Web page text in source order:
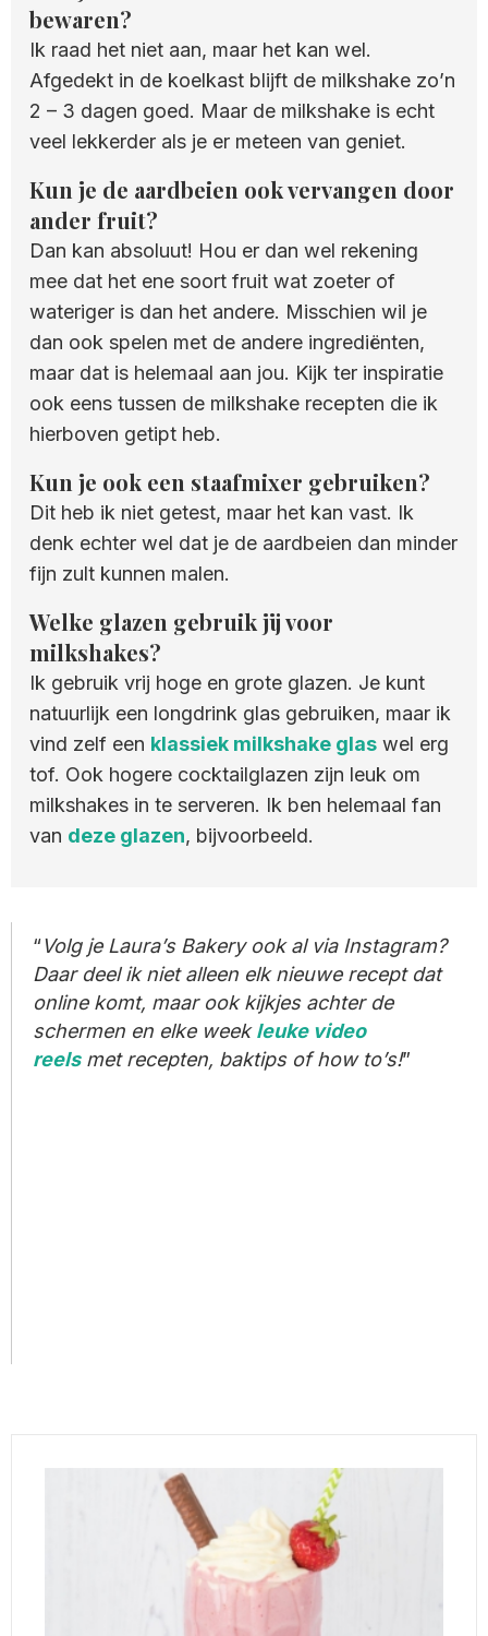
bewaren?
Ik raad het niet aan, maar het kan wel.
Afgedekt in de koelkast blijft de milkshake zo’n
2 – 3 dagen goed. Maar de milkshake is echt
veel lekkerder als je er meteen van geniet.
Kun je de aardbeien ook vervangen door
ander fruit?
Dan kan absoluut! Hou er dan wel rekening
mee dat het ene soort fruit wat zoeter of
wateriger is dan het andere. Misschien wil je
dan ook spelen met de andere ingrediënten,
maar dat is helemaal aan jou. Kijk ter inspiratie
ook eens tussen de milkshake recepten die ik
hierboven getipt heb.
Kun je ook een staafmixer gebruiken?
Dit heb ik niet getest, maar het kan vast. Ik
denk echter wel dat je de aardbeien dan minder
fijn zult kunnen malen.
Welke glazen gebruik jij voor
milkshakes?
Ik gebruik vrij hoge en grote glazen. Je kunt
natuurlijk een longdrink glas gebruiken, maar ik
vind zelf een klassiek milkshake glas wel erg
tof. Ook hogere cocktailglazen zijn leuk om
milkshakes in te serveren. Ik ben helemaal fan
van deze glazen, bijvoorbeeld.
Volg je Laura’s Bakery ook al via Instagram?
Daar deel ik niet alleen elk nieuwe recept dat
online komt, maar ook kijkjes achter de
schermen en elke weekleuke video
reelsmet recepten, baktips of how to’s!